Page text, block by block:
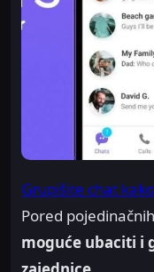
Grupišite chat
Pored
moguće ubaciti i